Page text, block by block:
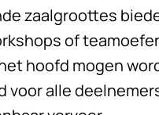
zaalgroottes
of
hoofd mogen
voor alle